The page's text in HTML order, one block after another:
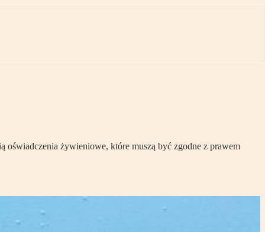
oświadczenia żywieniowe, które muszą być zgodne z prawem